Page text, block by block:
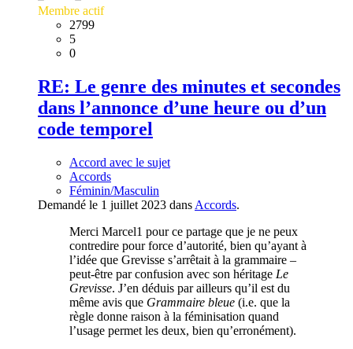
Membre actif
2799
5
0
RE: Le genre des minutes et secondes
dans l’annonce d’une heure ou d’un
code temporel
Accord avec le sujet
Accords
Féminin/Masculin
Demandé le 1 juillet 2023 dans Accords.
Merci Marcel1 pour ce partage que je ne peux
contredire pour force d’autorité, bien qu’ayant à
l’idée que Grevisse s’arrêtait à la grammaire –
peut-être par confusion avec son héritage Le
Grevisse. J’en déduis par ailleurs qu’il est du
même avis que Grammaire bleue (i.e. que la
règle donne raison à la féminisation quand
l’usage permet les deux, bien qu’erronément).